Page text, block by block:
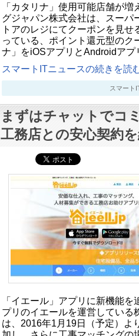
「カタリナ」使用可能店舗が
グジャパン株式会社は、スーパ
トアのレジにてクーポンを見
っている、ポイント還元型のク
ナ」をiOSアプリとAndroidア
スマートITニュースの続きを読
スマート
まずはチャットでコ
工務店との安心契約
「イエール」アプリに新機能
プリのイエールを運営している
は、2016年1月19日（予定）よ